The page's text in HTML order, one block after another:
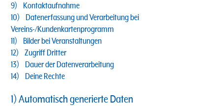
9) Kontaktaufnahme
10) Datenerfassung und Verarbeitung bei
Vereins-/Kundenkartenprogramm
11) Bilder bei Veranstaltungen
12) Zugriff Dritter
13) Dauer der Datenverarbeitung
14) Deine Rechte
1) Automatisch generierte Daten